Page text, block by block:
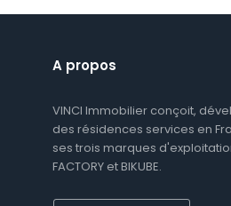
A propos
VINCI Immobilier conçoit,
des résidences services en
ses trois marques d'exploitation
FACTORY et BIKUBE.